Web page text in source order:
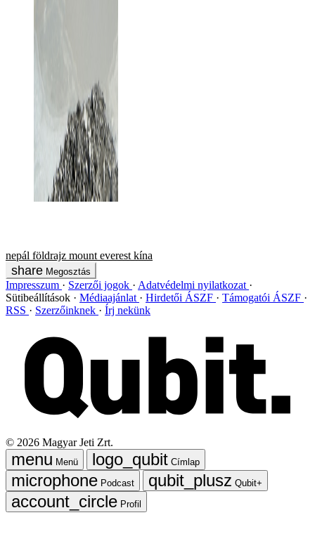
nepál földrajz mount everest kína
Megosztás
Impresszum Szerzői jogok
Adatvédelmi nyilatkozat
Sütibeállítások
Médiaajánlat Hirdetői ÁSZF
Támogatói ÁSZF
RSS
Szerzőinknek Írj nekünk
© 2026 Magyar Jeti Zrt.
Menü
Címlap
Podcast
Qubit+
Profil